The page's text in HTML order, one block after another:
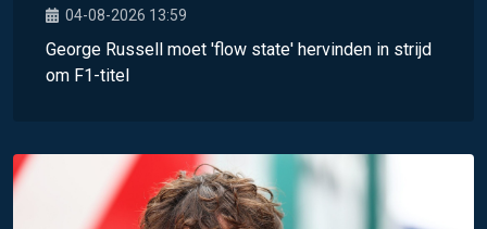
04-08-2026 13:59
George Russell moet 'flow state' hervinden in strijd
om F1-titel